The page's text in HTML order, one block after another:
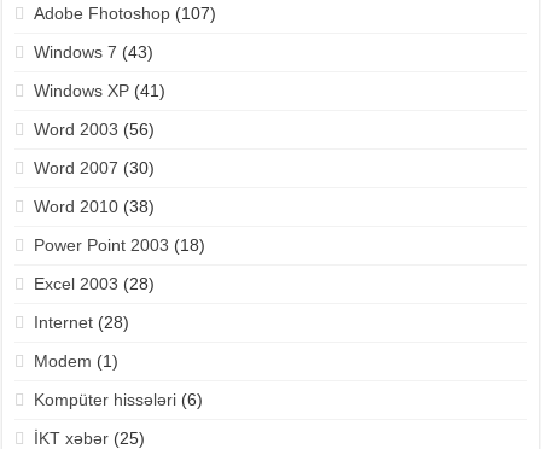
Adobe Fhotoshop(107)
Windows 7 (43)
Windows XP(41)
Word 2003 (56)
Word 2007 (30)
Word 2010(38)
Power Point 2003 (18)
Excel 2003 (28)
Internet(28)
Modem (1)
Kompüter hissələri(6)
İKT xəbər(25)